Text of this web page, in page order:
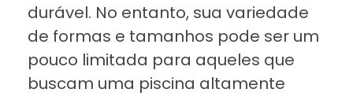
durável. No entanto, sua variedade
de formas e tamanhos pode ser um
pouco limitada para aqueles que
buscam uma piscina altamente